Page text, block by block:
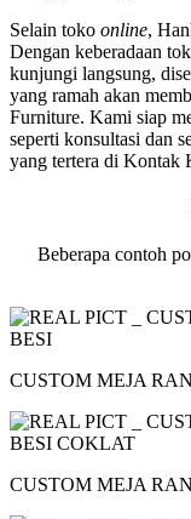
Selain toko online,
Dengan keberadaan
kunjungi langsung,
yang ramah akan
Furniture. Kami siap
seperti konsultasi dan
yang tertera di Kontak
Beberapa contoh
CUSTOM MEJA
CUSTOM MEJA